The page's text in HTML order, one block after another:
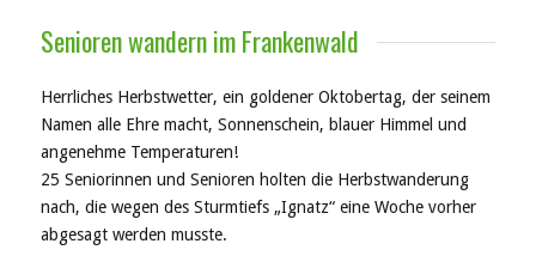
Senioren wandern im Frankenwald
Herrliches Herbstwetter, ein goldener Oktobertag, der seinem
Namen alle Ehre macht, Sonnenschein, blauer Himmel und
angenehme Temperaturen!
25 Seniorinnen und Senioren holten die Herbstwanderung
nach, die wegen des Sturmtiefs „Ignatz“ eine Woche vorher
abgesagt werden musste.